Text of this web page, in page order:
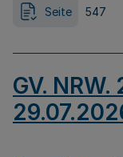
Seite 547
GV.